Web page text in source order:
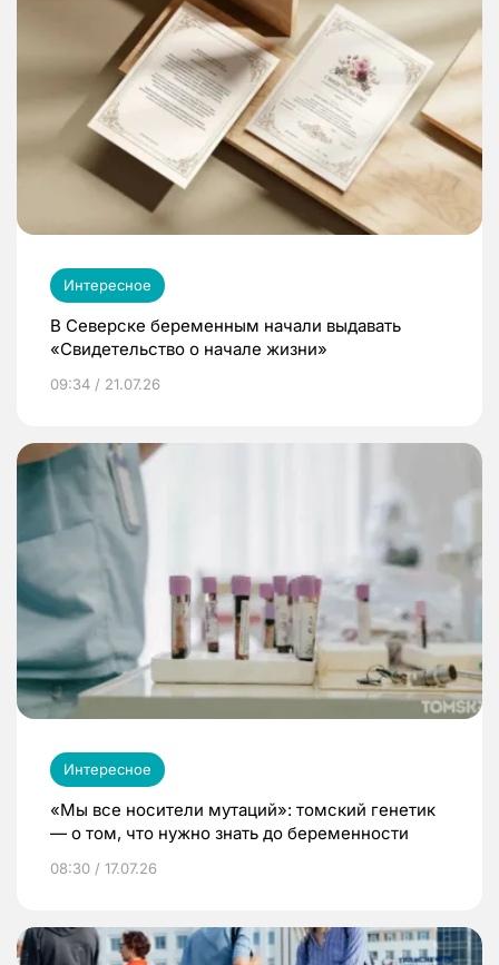
Интересное
В Северске беременным начали выдавать
«Свидетельство о начале жизни»
09:34 / 21.07.26
Интересное
«Мы все носители мутаций»: томский генетик
— о том, что нужно знать до беременности
08:30 / 17.07.26